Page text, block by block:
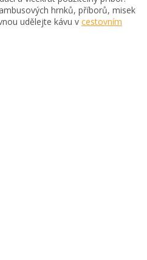
í
p
hrnků, příborů, misek
udělejte kávu v cestovním